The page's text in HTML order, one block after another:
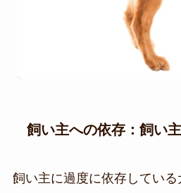
飼い主への依存：飼い
飼い主に過度に依存してい